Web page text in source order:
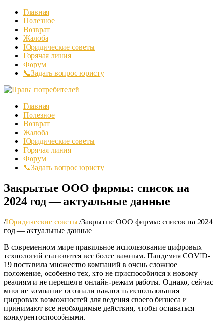
Главная
Полезное
Возврат
Жалоба
Юридические советы
Горячая линия
Форум
📞Задать вопрос юристу
Главная
Полезное
Возврат
Жалоба
Юридические советы
Горячая линия
Форум
📞Задать вопрос юристу
Закрытые ООО фирмы: список на
2024 год — актуальные данные
/Юридические советы /Закрытые ООО фирмы: список на 2024
год — актуальные данные
В современном мире правильное использование цифровых
технологий становится все более важным. Пандемия COVID-
19 поставила множество компаний в очень сложное
положение, особенно тех, кто не приспособился к новому
реалиям и не перешел в онлайн-режим работы. Однако, сейчас
многие компании осознали важность использования
цифровых возможностей для ведения своего бизнеса и
принимают все необходимые действия, чтобы оставаться
конкурентоспособными.